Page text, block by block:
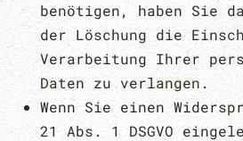
benötigen, haben Sie
der Löschung die
Verarbeitung Ihrer
Daten zu verlangen.
Wenn Sie einen
21 Abs. 1 DSGVO